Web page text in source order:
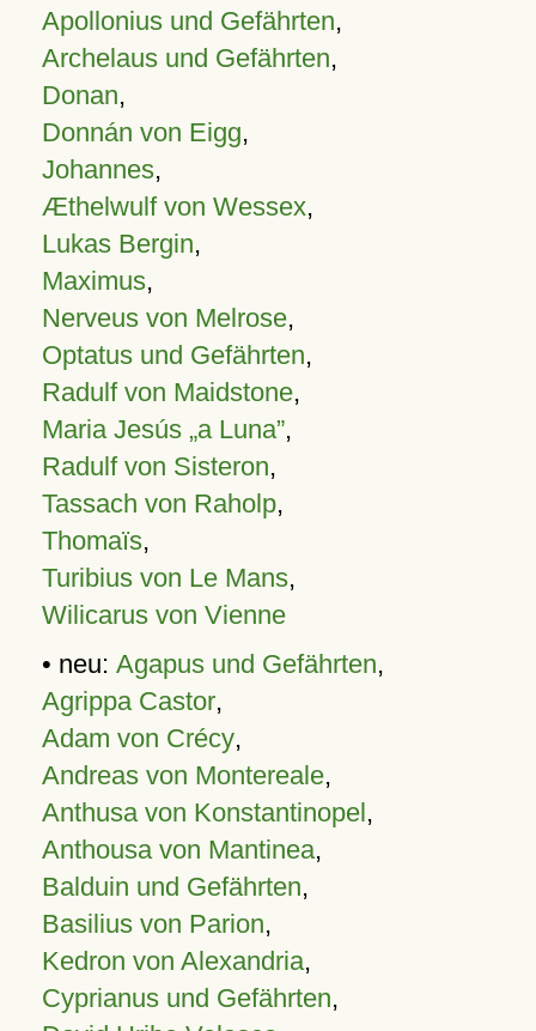
Apollonius und Gefährten,
Archelaus und Gefährten,
Donan,
Donnán von Eigg,
Johannes,
Æthelwulf von Wessex,
Lukas Bergin,
Maximus,
Nerveus von Melrose,
Optatus und Gefährten,
Radulf von Maidstone,
Maria Jesús „a Luna”,
Radulf von Sisteron,
Tassach von Raholp,
Thomaïs,
Turibius von Le Mans,
Wilicarus von Vienne
• neu: Agapus und Gefährten,
Agrippa Castor,
Adam von Crécy,
Andreas von Montereale,
Anthusa von Konstantinopel,
Anthousa von Mantinea,
Balduin und Gefährten,
Basilius von Parion,
Kedron von Alexandria,
Cyprianus und Gefährten,